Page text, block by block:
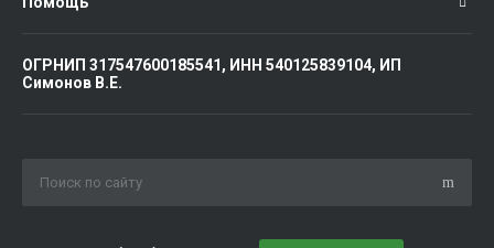
ОГРНИП 317547600185541, ИНН 540125839104, ИП
Симонов В.Е.